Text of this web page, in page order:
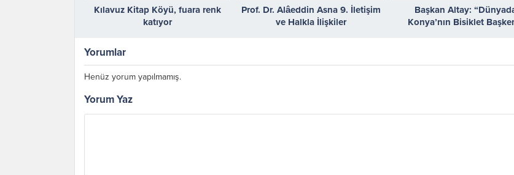
Kılavuz Kitap Köyü, fuara renk
katıyor
Prof. Dr. Alâeddin Asna 9. İletişim
ve Halkla İlişkiler
Başkan Altay:
Konya’nın Bisiklet
Yorumlar
Henüz yorum yapılmamış.
Yorum Yaz